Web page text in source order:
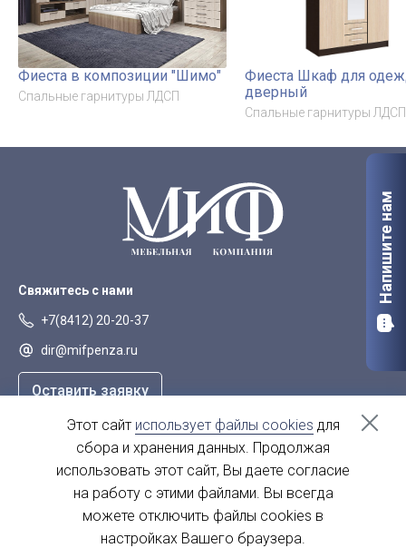
Фиеста в композиции "Шимо"
Спальные гарнитуры ЛДСП
Фиеста Шкаф для
дверный
Спальные гарнитуры ЛДСП
Свяжитесь с нами
+7(8412) 20-20-37
dir@mifpenza.ru
Оставить заявку
г. Пенза, ул. Аустрина, 139а
пн-пт - с 9.00-18.00
сб, вс - выходной
Напишите нам
Этот сайт использует файлы cookies для
сбора и хранения данных. Продолжая
использовать этот сайт, Вы даете согласие
на работу с этими файлами. Вы всегда
можете отключить файлы cookies в
настройках Вашего браузера.